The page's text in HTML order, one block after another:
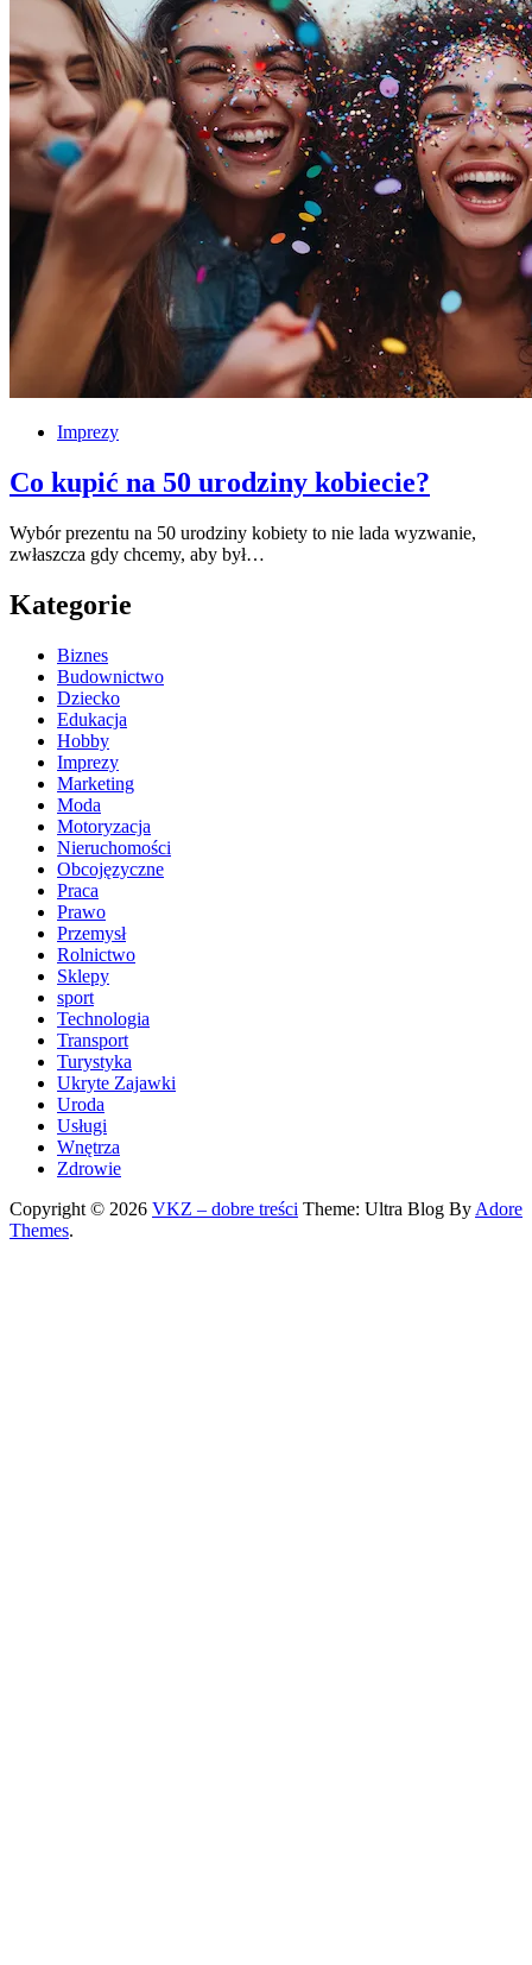
Imprezy
Co kupić na 50 urodziny kobiecie?
Wybór prezentu na 50 urodziny kobiety to nie lada wyzwanie,
zwłaszcza gdy chcemy, aby był…
Kategorie
Biznes
Budownictwo
Dziecko
Edukacja
Hobby
Imprezy
Marketing
Moda
Motoryzacja
Nieruchomości
Obcojęzyczne
Praca
Prawo
Przemysł
Rolnictwo
Sklepy
sport
Technologia
Transport
Turystyka
Ukryte Zajawki
Uroda
Usługi
Wnętrza
Zdrowie
Copyright © 2026 VKZ – dobre treści Theme: Ultra Blog By Adore
Themes.